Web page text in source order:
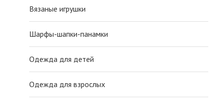
Вязаные игрушки
Шарфы-шапки-панамки
Одежда для детей
Одежда для взрослых